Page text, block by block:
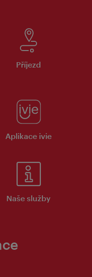
Příjezd
Aplikace ivie
Naše služby